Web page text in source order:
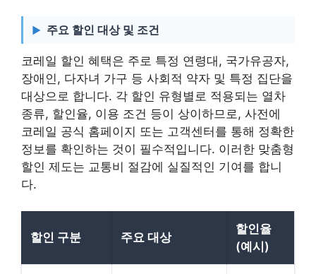
주요 할인 대상 및 조건
코레일 할인 혜택은 주로 특정 연령대, 국가유공자,
장애인, 다자녀 가구 등 사회적 약자 및 특정 집단을
대상으로 합니다. 각 할인 유형별로 적용되는 열차
종류, 할인율, 이용 조건 등이 상이하므로, 사전에
코레일 공식 홈페이지 또는 고객센터를 통해 정확한
정보를 확인하는 것이 필수적입니다. 이러한 맞춤형
할인 제도는 교통비 절감에 실질적인 기여를 합니
다.
할인 구분 주요 대상
할인율
(예시)